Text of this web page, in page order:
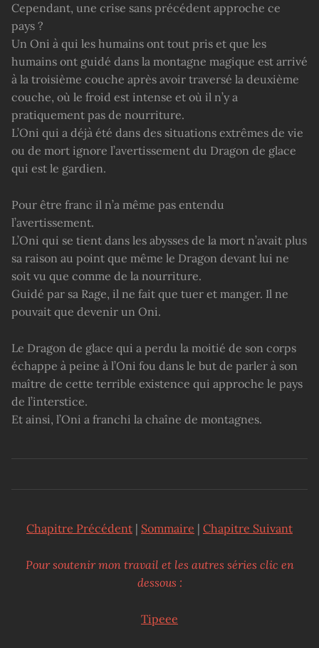
Cependant, une crise sans précédent approche ce
pays ?
Un Oni à qui les humains ont tout pris et que les
humains ont guidé dans la montagne magique est arrivé
à la troisième couche après avoir traversé la deuxième
couche, où le froid est intense et où il n’y a
pratiquement pas de nourriture.
L’Oni qui a déjà été dans des situations extrêmes de vie
ou de mort ignore l’avertissement du Dragon de glace
qui est le gardien.
Pour être franc il n’a même pas entendu
l’avertissement.
L’Oni qui se tient dans les abysses de la mort n’avait plus
sa raison au point que même le Dragon devant lui ne
soit vu que comme de la nourriture.
Guidé par sa Rage, il ne fait que tuer et manger. Il ne
pouvait que devenir un Oni.
Le Dragon de glace qui a perdu la moitié de son corps
échappe à peine à l’Oni fou dans le but de parler à son
maître de cette terrible existence qui approche le pays
de l’interstice.
Et ainsi, l’Oni a franchi la chaîne de montagnes.
Chapitre Précédent | Sommaire | Chapitre Suivant
Pour soutenir mon travail et les autres séries clic en
dessous :
Tipeee